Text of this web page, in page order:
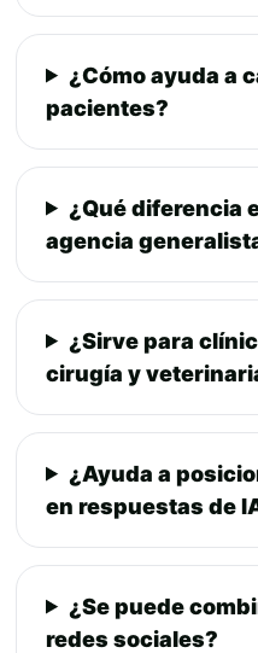
¿Cómo ayuda a
pacientes?
¿Qué diferencia
agencia
¿Sirve para
cirugía y
¿Ayuda a
en respuestas de
¿Se puede
redes sociales?